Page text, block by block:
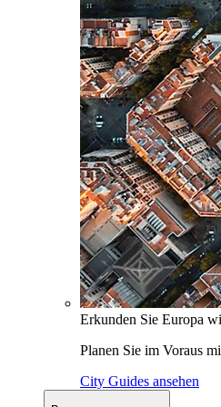
Erkunden Sie Europa
Planen Sie im Voraus
City Guides ansehen